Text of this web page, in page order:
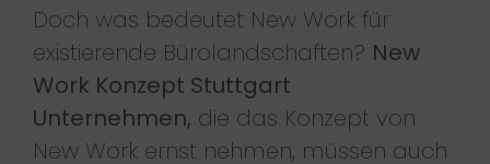
Doch was bedeutet New Work für
existierende Bürolandschaften? New
Work Konzept Stuttgart
Unternehmen, die das Konzept von
New Work ernst nehmen, müssen auch